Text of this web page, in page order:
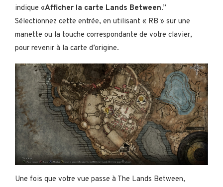
indique «Afficher la carte Lands Between.”
Sélectionnez cette entrée, en utilisant « RB » sur une
manette ou la touche correspondante de votre clavier,
pour revenir à la carte d’origine.
Une fois que votre vue passe à The Lands Between,